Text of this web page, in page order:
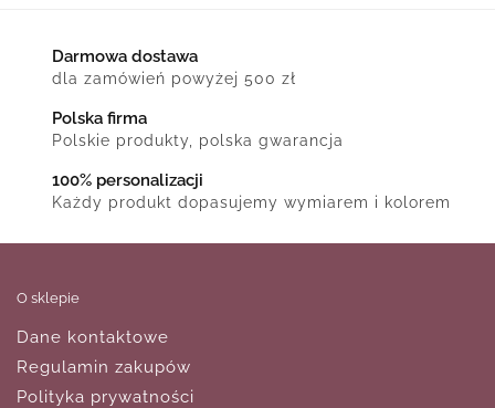
Darmowa dostawa
dla zamówień powyżej 500 zł
Polska firma
Polskie produkty, polska gwarancja
100% personalizacji
Każdy produkt dopasujemy wymiarem i kolorem
O sklepie
Dane kontaktowe
Regulamin zakupów
Polityka prywatności